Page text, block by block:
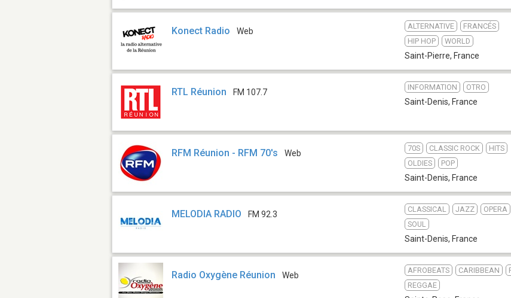
Konect Radio Web
ALTERNATIVE
FRANCÉS
HIP HOP
WORLD
Saint-Pierre, France
RTL Réunion FM 107.7
INFORMATION OTRO
Saint-Denis, France
RFM Réunion - RFM 70's Web
70S CLASSIC ROCK
HITS
OLDIES
POP
Saint-Denis, France
MELODIA RADIO FM 92.3
CLASSICAL JAZZ
OPERA
SOUL
Saint-Denis, France
Radio Oxygène Réunion Web
AFROBEATS CARIBBEAN
REGGAE